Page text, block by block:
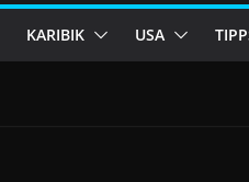
KARIBIK USA